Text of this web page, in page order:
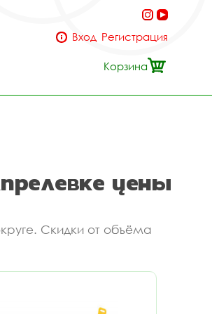
Вход Регистрация
Корзина
цены
Скидки от объёма